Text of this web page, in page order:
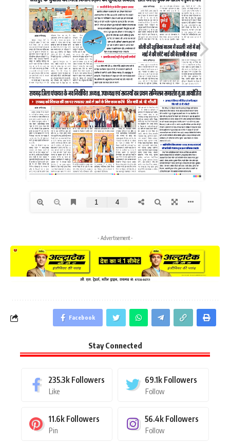
- Advertisement -
Facebook
Stay Connected
235.3k Followers
Like
69.1k Followers
Follow
11.6k Followers
Pin
56.4k Followers
Follow